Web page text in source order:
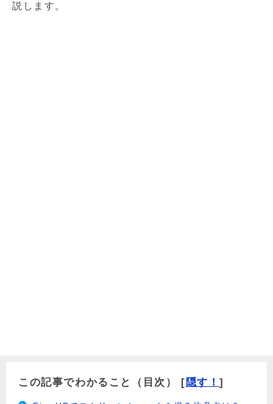
説します。
この記事でわかること（目次） [ 隠す！]